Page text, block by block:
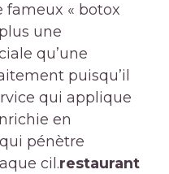
fameux « botox
une
qu’une
puisqu’il
qui applique
en
pénètre
cil.restaurant